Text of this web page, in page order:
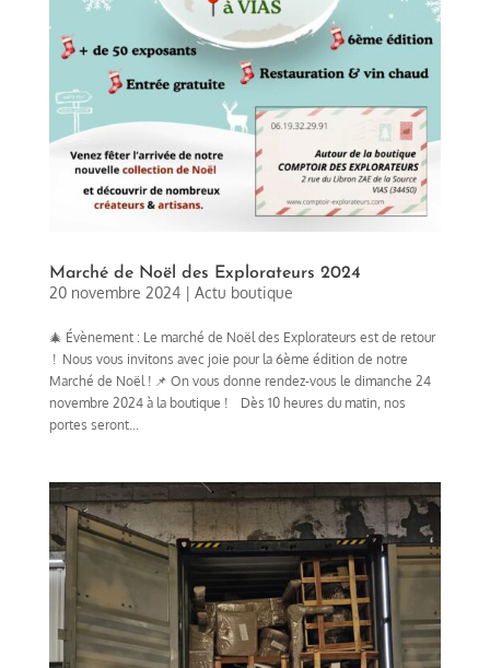
Marché de Noël des Explorateurs 2024
20 novembre 2024| Actu boutique
🎄 Évènement : Le marché de Noël des Explorateurs est de retour
! Nous vous invitons avec joie pour la 6ème édition de notre
Marché de Noël ! 📌 On vous donne rendez-vous le dimanche 24
novembre 2024 à la boutique ! Dès 10 heures du matin, nos
portes seront...